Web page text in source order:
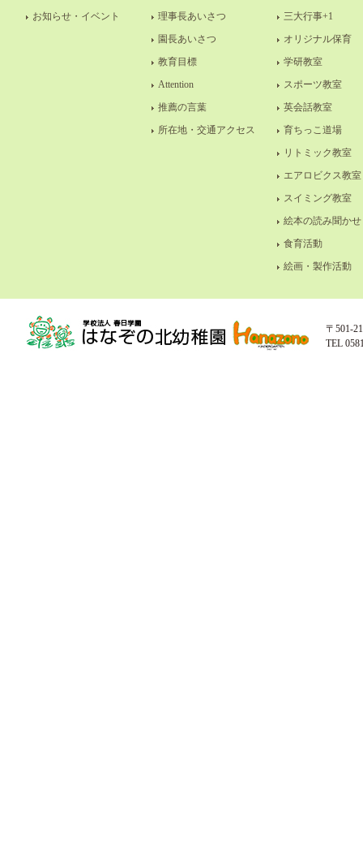
お知らせ・イベント
理事長あいさつ
園長あいさつ
教育目標
Attention
推薦の言葉
所在地・交通アクセス
三大行事+1
オリジナル保育
学研教室
スポーツ教室
英会話教室
育ちっこ道場
リトミック教室
エアロビクス教室
スイミング教室
絵本の読み聞かせ
食育活動
絵画・製作活動
〒501-
TEL